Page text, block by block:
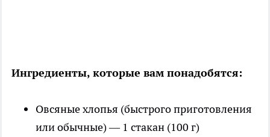
Ингредиенты, которые вам понадобятся:
Овсяные хлопья (быстрого приготовления
или обычные) — 1 стакан (100 г)